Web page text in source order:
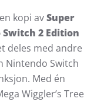
kopi avSuper
2 Edition
deles med andre
Nintendo Switch
Med én
Wiggler’s Tree